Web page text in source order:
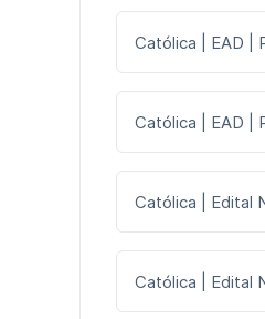
Católica | EAD |
Católica | EAD |
Católica | Edital
Católica | Edital